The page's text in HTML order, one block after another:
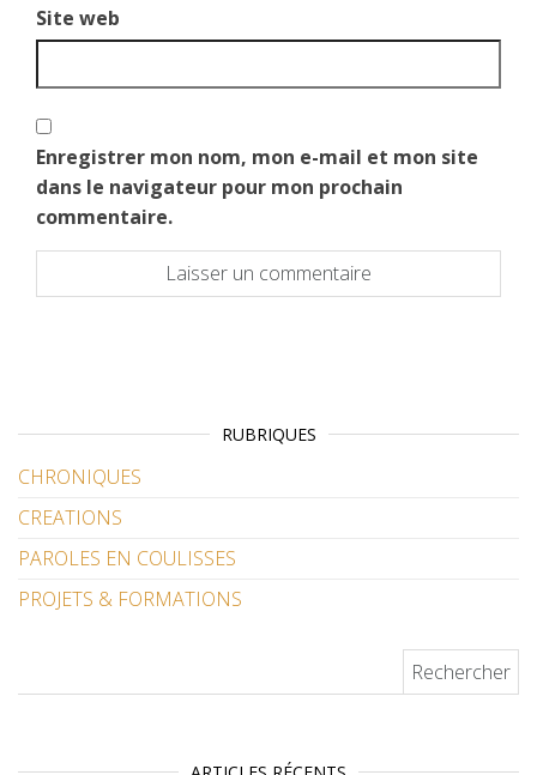
Site web
Enregistrer mon nom, mon e-mail et mon site
dans le navigateur pour mon prochain
commentaire.
RUBRIQUES
CHRONIQUES
CREATIONS
PAROLES EN COULISSES
PROJETS & FORMATIONS